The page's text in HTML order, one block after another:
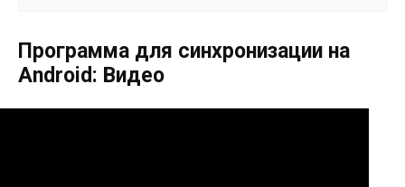
Программа для синхронизации на
Android: Видео